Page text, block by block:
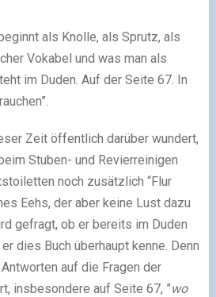
als Knolle, als Sprutz, als
Vokabel und was man als
im Duden. Auf der Seite 67. In
Zeit öffentlich darüber wundert,
Stuben- und Revierreinigen
noch zusätzlich “Flur
Eehs, der aber keine Lust dazu
gefragt, ob er bereits im Duden
dies Buch überhaupt kenne. Denn
auf die Fragen der
insbesondere auf Seite 67, ”wo